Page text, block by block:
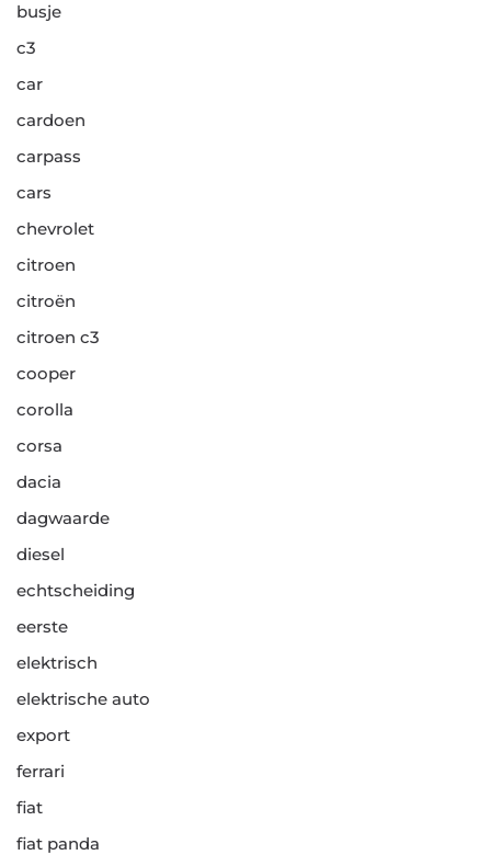
busje
c3
car
cardoen
carpass
cars
chevrolet
citroen
citroën
citroen c3
cooper
corolla
corsa
dacia
dagwaarde
diesel
echtscheiding
eerste
elektrisch
elektrische auto
export
ferrari
fiat
fiat panda